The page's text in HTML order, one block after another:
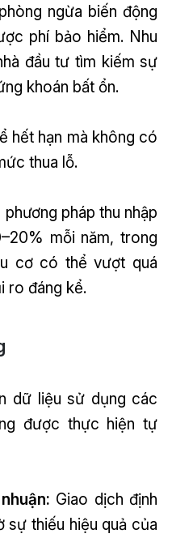
ngừa biến động
phí bảo hiểm. Nhu
đầu tư tìm kiếm sự
khoán bất ổn.
hết hạn mà không có
thua lỗ.
phương pháp thu nhập
mỗi năm, trong
cơ có thể vượt quá
ro đáng kể.
dữ liệu sử dụng các
được thực hiện tự
Giao dịch định
sự thiếu hiệu quả của